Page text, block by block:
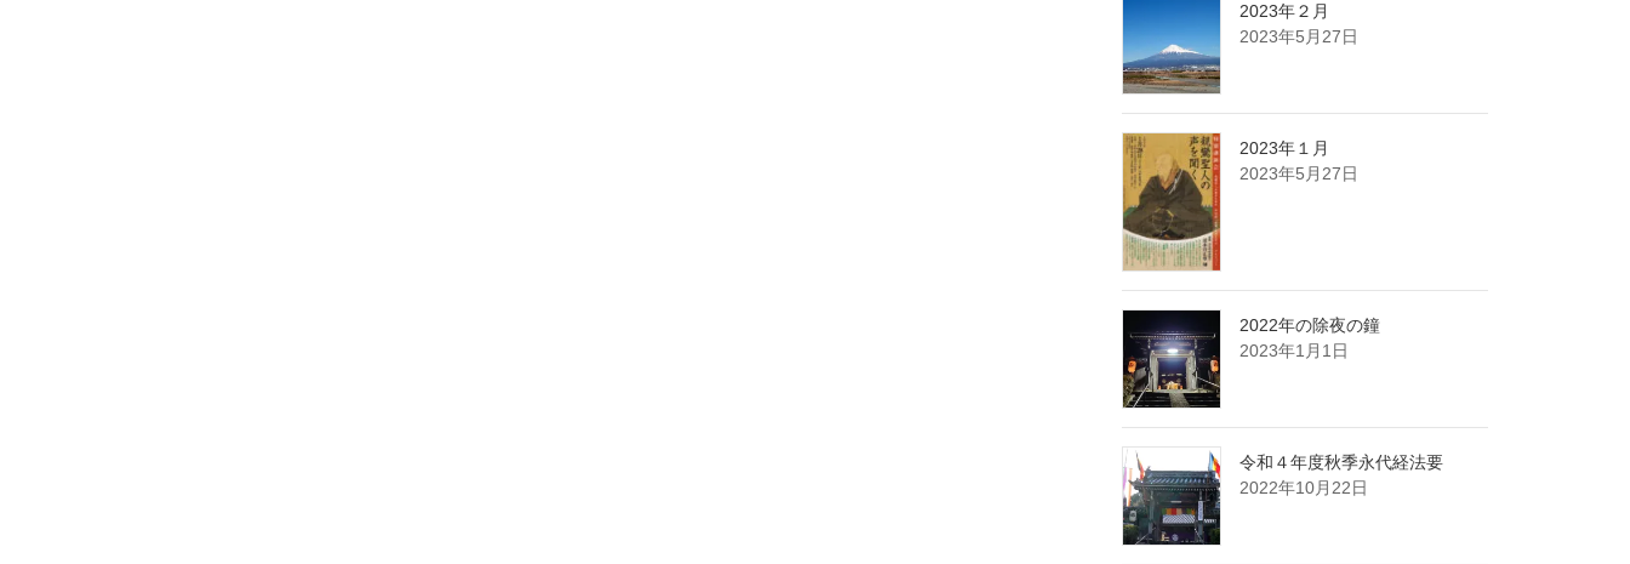
2023年２月
2023年5月27日
2023年１月
2023年5月27日
2022年の除夜の鐘
2023年1月1日
令和４年度秋季永代経法要
2022年10月22日